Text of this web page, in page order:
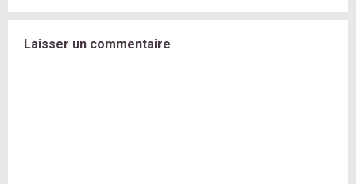
Laisser un commentaire